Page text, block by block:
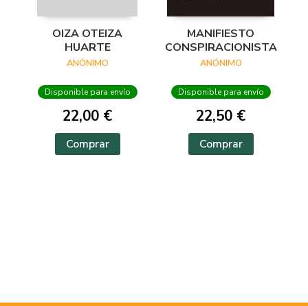
OIZA OTEIZA
HUARTE
ANÓNIMO
Disponible para envío
22,00 €
Comprar
MANIFIESTO
CONSPIRACIONISTA
ANÓNIMO
Disponible para envío
22,50 €
Comprar